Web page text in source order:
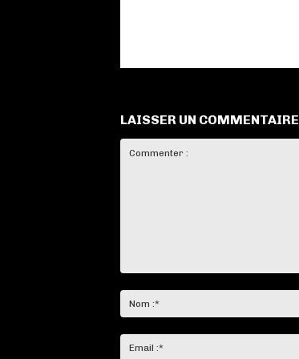
LAISSER UN COMMENTAIRE